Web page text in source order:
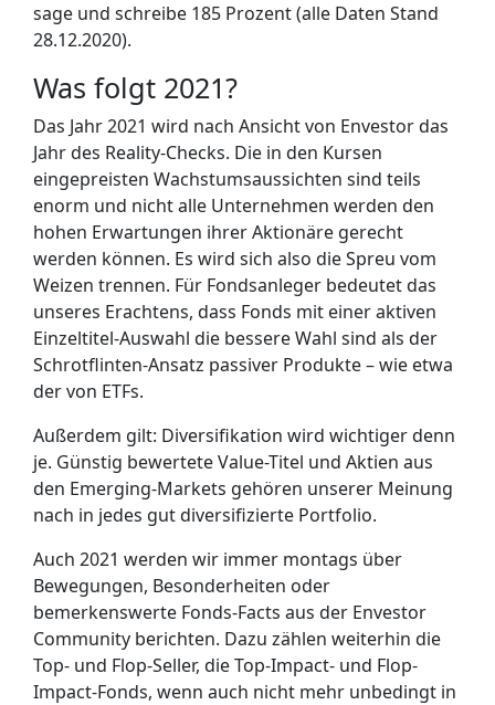
sage und schreibe 185 Prozent (alle Daten Stand
28.12.2020).
Was folgt 2021?
Das Jahr 2021 wird nach Ansicht von Envestor das
Jahr des Reality-Checks. Die in den Kursen
eingepreisten Wachstumsaussichten sind teils
enorm und nicht alle Unternehmen werden den
hohen Erwartungen ihrer Aktionäre gerecht
werden können. Es wird sich also die Spreu vom
Weizen trennen. Für Fondsanleger bedeutet das
unseres Erachtens, dass Fonds mit einer aktiven
Einzeltitel-Auswahl die bessere Wahl sind als der
Schrotflinten-Ansatz passiver Produkte – wie etwa
der von ETFs.
Außerdem gilt: Diversifikation wird wichtiger denn
je. Günstig bewertete Value-Titel und Aktien aus
den Emerging-Markets gehören unserer Meinung
nach in jedes gut diversifizierte Portfolio.
Auch 2021 werden wir immer montags über
Bewegungen, Besonderheiten oder
bemerkenswerte Fonds-Facts aus der Envestor
Community berichten. Dazu zählen weiterhin die
Top- und Flop-Seller, die Top-Impact- und Flop-
Impact-Fonds, wenn auch nicht mehr unbedingt in